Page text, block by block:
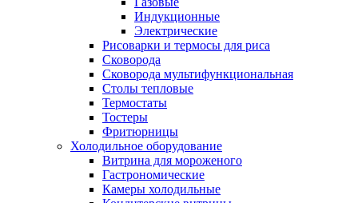
Индукционные
Электрические
Рисоварки и термосы для риса
Сковорода
Сковорода мультифункциональная
Столы тепловые
Термостаты
Тостеры
Фритюрницы
Холодильное оборудование
Витрина для мороженого
Гастрономические
Камеры холодильные